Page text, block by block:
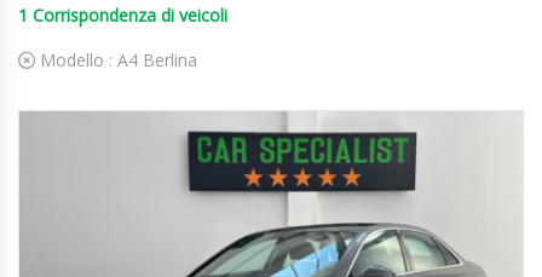
1 Corrispondenza di veicoli
Modello : A4 Berlina